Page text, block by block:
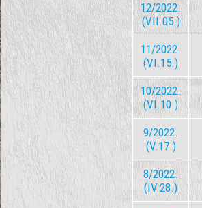
12/2022.
(VII.05.)
11/2022.
(VI.15.)
10/2022.
(VI.10.)
9/2022.
(V.17.)
8/2022.
(IV.28.)